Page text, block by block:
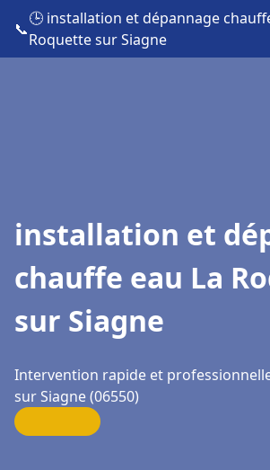
📞
🕒 installation et dépannage
Roquette sur Siagne
installation et
chauffe eau La
sur Siagne
Intervention rapide et
sur Siagne (06550)